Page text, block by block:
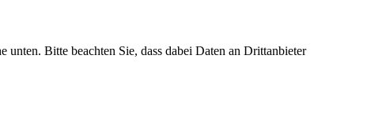
Bitte beachten Sie, dass dabei Daten an Drittanbieter